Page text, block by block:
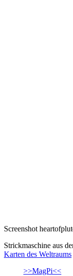
Screenshot
Strickmaschine aus
Karten des Weltraums
>>MagPi<<